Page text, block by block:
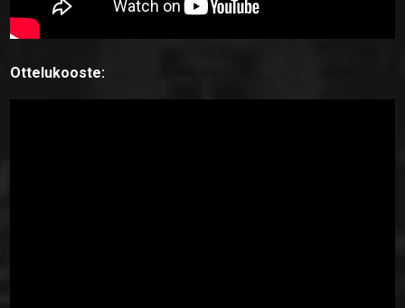
Ottelukooste: